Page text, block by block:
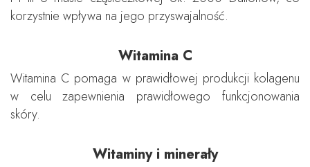
korzystnie wpływa na jego przyswajalność.
Witamina C
Witamina C pomaga w prawidłowej produkcji kolagenu
w celu zapewnienia prawidłowego funkcjonowania
skóry.
Witaminy i minerały